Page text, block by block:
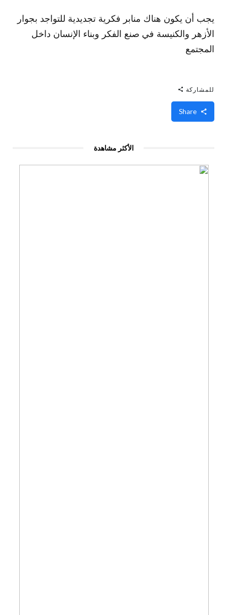
يجب أن يكون هناك منابر فكرية تجديدية للتواجد بجوار
الأزهر والكنيسة في صنع الفكر وبناء الإنسان داخل
المجتمع
للمشاركة
الأكثر مشاهدة